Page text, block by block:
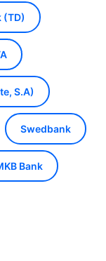
(TD)
S.A)
Swedbank
Bank